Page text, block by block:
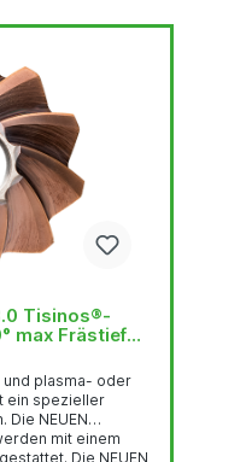
Tisinos®-
und plasma- oder
ein spezieller
NEUEN
mit einem
Die NEUEN